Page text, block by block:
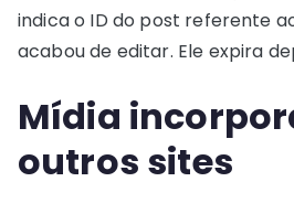
indica o ID do post referente
acabou de editar. Ele expira
Mídia
outros sites